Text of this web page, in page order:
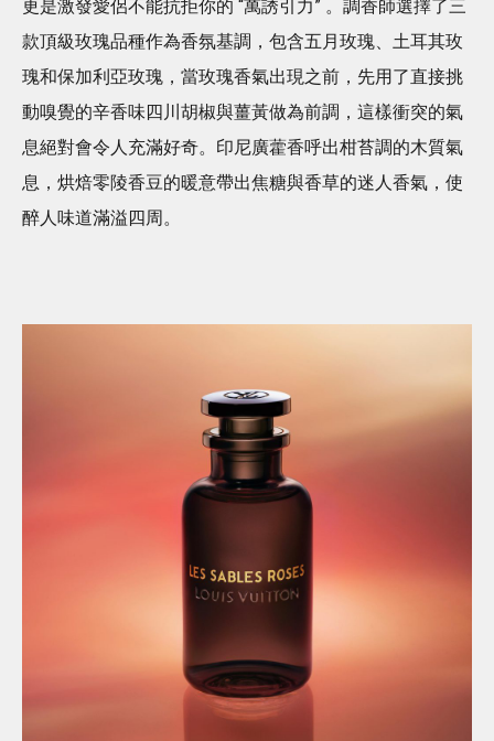
更是激發愛侶不能抗拒你的 “萬誘引力” 。調香師選擇了三
款頂級玫瑰品種作為香氛基調，包含五月玫瑰、土耳其玫
瑰和保加利亞玫瑰，當玫瑰香氣出現之前，先用了直接挑
動嗅覺的辛香味四川胡椒與薑黃做為前調，這樣衝突的氣
息絕對會令人充滿好奇。印尼廣藿香呼出柑苔調的木質氣
息，烘焙零陵香豆的暖意帶出焦糖與香草的迷人香氣，使
醉人味道滿溢四周。